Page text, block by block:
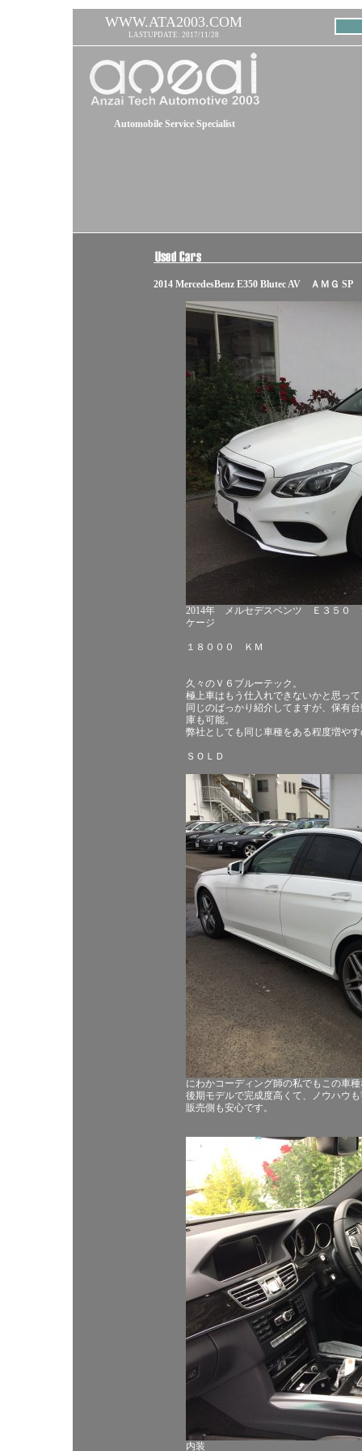
WWW.ATA2003.COM
LASTUPDATE: 2017/11/28
Automobile Service Specialist
2014 MercedesBenz E350 Blutec AV ＡＭＧ SP
2014年 メルセデスベンツ Ｅ３５０
ケージ
１８０００ ＫＭ
久々のＶ６ブルーテック。
極上車はもう仕入れできないかと思っ
同じのばっかり紹介してますが、保有
庫も可能。
弊社としても同じ車種をある程度増や
ＳＯＬＤ
にわかコーディング師の私でもこの車
後期モデルで完成度高くて、ノウハウ
販売側も安心です。
内装